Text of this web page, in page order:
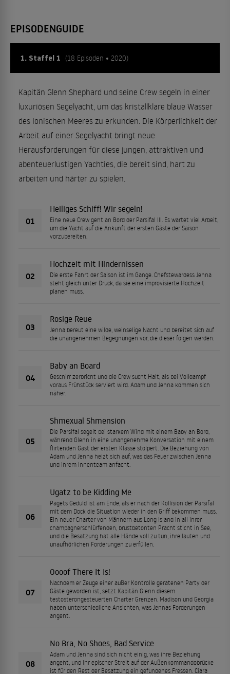
EPISODENGUIDE
1. Staffel 1 (18 Episoden • 2020)
Kapitän Glenn Shephard und seine Crew segeln in einer
luxuriösen Segelyacht, um das kristallklare blaue Wasser
des Ionischen Meeres zu erkunden. Die Körperlichkeit der
Arbeit auf einer Segelyacht bringt neue
Herausforderungen für diese jungen, attraktiven und
abenteuerlustigen Yachties, die bereit sind, hart zu
arbeiten und härter zu spielen.
01
Heiliges Schiff! Wir segeln!
Eine neue Crew geht an Bord der Parsifal III. Es wartet viel Arbeit,
um die Yacht auf die Ankunft der ersten Gäste der Saison
vorzubereiten.
02
Hochzeit mit Hindernissen
Die erste Fahrt der Saison ist im Gange. Chefstewardess Jenna
steht gleich unter Druck, da sie eine improvisierte Hochzeit
planen muss.
03
Rosige Reue
Jenna bereut eine wilde, weinselige Nacht und bereitet sich auf
die unangenehmen Begegnungen vor, die dieser folgen werden.
04
Baby an Board
Geschirr zerbricht und die Crew sucht Halt, als bei Volldampf
voraus Frühstück serviert wird. Adam und Jenna kommen sich
näher.
05
Shmexual Shmension
Die Parsifal segelt bei starkem Wind mit einem Baby an Bord,
während Glenn in eine unangenehme Konversation mit einem
flirtenden Gast der ersten Klasse stolpert. Die Beziehung von
Adam und Jenna heizt sich auf, was das Feuer zwischen Jenna
und ihrem Innenteam anfacht.
06
Ugatz to be Kidding Me
Pagets Geduld ist am Ende, als er nach der Kollision der Parsifal
mit dem Dock die Situation wieder in den Griff bekommen muss.
Ein neuer Charter von Männern aus Long Island in all ihrer
champagnerschlürfenden, brustbetonten Pracht sticht in See,
und die Besatzung hat alle Hände voll zu tun, ihre lauten und
unaufhörlichen Forderungen zu erfüllen.
07
Oooof There It Is!
Nachdem er Zeuge einer außer Kontrolle geratenen Party der
Gäste geworden ist, setzt Kapitän Glenn diesem
testosterongesteuerten Charter Grenzen. Madison und Georgia
haben unterschiedliche Ansichten, was Jennas Forderungen
angeht.
08
No Bra, No Shoes, Bad Service
Adam und Jenna sind sich nicht einig, was ihre Beziehung
angeht, und ihr epischer Streit auf der Außenkommandobrücke
ist für den Rest der Besatzung ein gefundenes Fressen. Ciara